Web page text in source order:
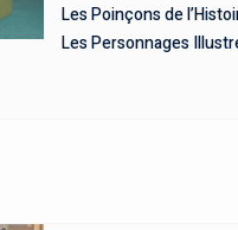
Les Poinçons de
Les Personnages